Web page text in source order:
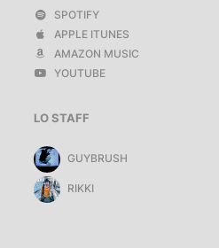
SPOTIFY
APPLE ITUNES
AMAZON MUSIC
YOUTUBE
LO STAFF
GUYBRUSH
RIKKI